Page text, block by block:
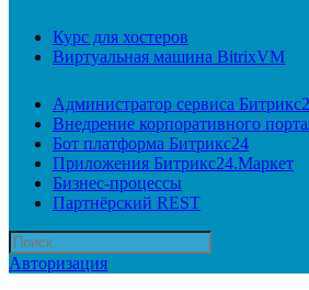
Курс для хостеров
Виртуальная машина BitrixVM
Администратор сервиса
Внедрение корпоративного
Бот платформа Битрикс24
Приложения Битрикс24.Маркет
Бизнес-процессы
Партнёрский REST
Авторизация